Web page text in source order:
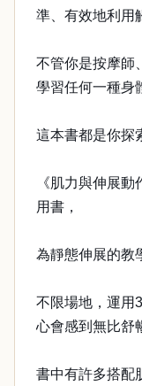
準、有效地利用
不管你是按摩師
學習任何一種身
這本書都是你探
《肌力與伸展
用書，
為靜態伸展的教
不限場地，運用
心會感到無比舒
書中有許多搭配